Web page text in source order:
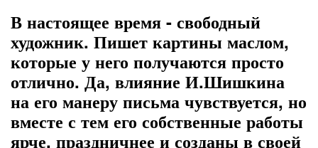
В настоящее время - свободный
художник. Пишет картины маслом,
которые у него получаются просто
отлично. Да, влияние И.Шишкина
на его манеру письма чувствуется, но
вместе с тем его собственные работы
ярче, праздничнее и созданы в своей